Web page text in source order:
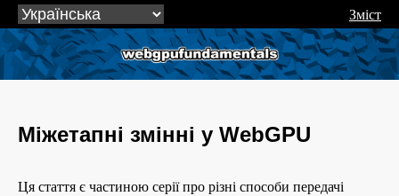
Зміст
webgpufundamentals.org
Міжетапні змінні у WebGPU
Ця стаття є частиною серії про різні способи передачі